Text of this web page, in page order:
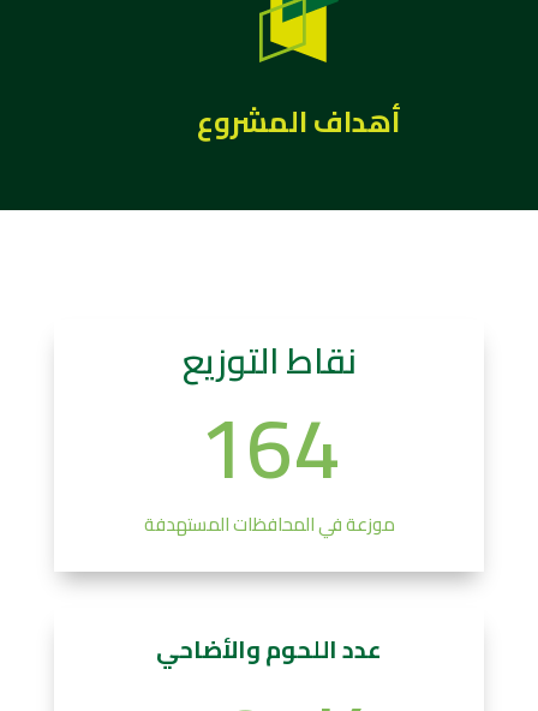
أهداف المشروع
نقاط التوزيع
164
موزعة في المحافظات المستهدفة
عدد اللحوم والأضاحي